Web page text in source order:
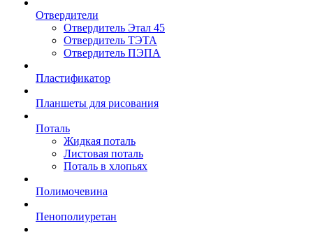
Отвердители
Отвердитель Этал 45
Отвердитель ТЭТА
Отвердитель ПЭПА
Пластификатор
Планшеты для рисования
Поталь
Жидкая поталь
Листовая поталь
Поталь в хлопьях
Полимочевина
Пенополиуретан